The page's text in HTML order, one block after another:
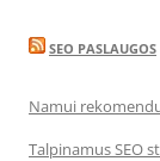
SEO PASLAUGOS
Namui
Talpinamus SEO